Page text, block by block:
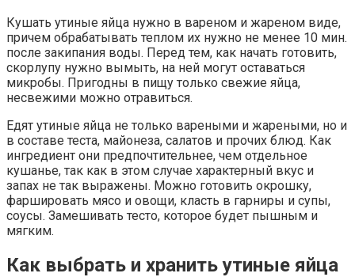
Кушать утиные яйца нужно в вареном и жареном виде,
причем обрабатывать теплом их нужно не менее 10 мин.
после закипания воды. Перед тем, как начать готовить,
скорлупу нужно вымыть, на ней могут оставаться
микробы. Пригодны в пищу только свежие яйца,
несвежими можно отравиться.
Едят утиные яйца не только вареными и жареными, но и
в составе теста, майонеза, салатов и прочих блюд. Как
ингредиент они предпочтительнее, чем отдельное
кушанье, так как в этом случае характерный вкус и
запах не так выражены. Можно готовить окрошку,
фаршировать мясо и овощи, класть в гарниры и супы,
соусы. Замешивать тесто, которое будет пышным и
мягким.
Как выбрать и хранить утиные яйца